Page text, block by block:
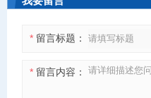
* 留言标题：
* 留言内容：